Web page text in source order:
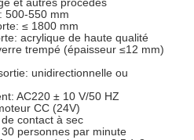
500-550 mm
≤ 1800 mm
acrylique de haute qualité
trempé (épaisseur ≤12 mm)
unidirectionnelle ou
AC220 ± 10 V/50 HZ
CC (24V)
contact à sec
personnes par minute